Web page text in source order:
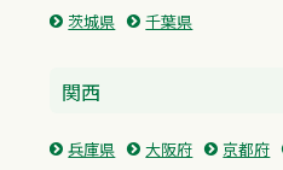
茨城県
千葉県
関西
兵庫県 大阪府 京都府